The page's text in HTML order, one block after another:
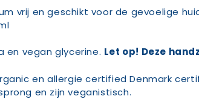
vrij en geschikt voor de gevoelige
en vegan glycerine. Let op! Deze
en allergie certified Denmark
en zijn veganistisch.